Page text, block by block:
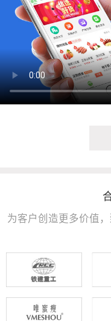
为客户创造更多价值